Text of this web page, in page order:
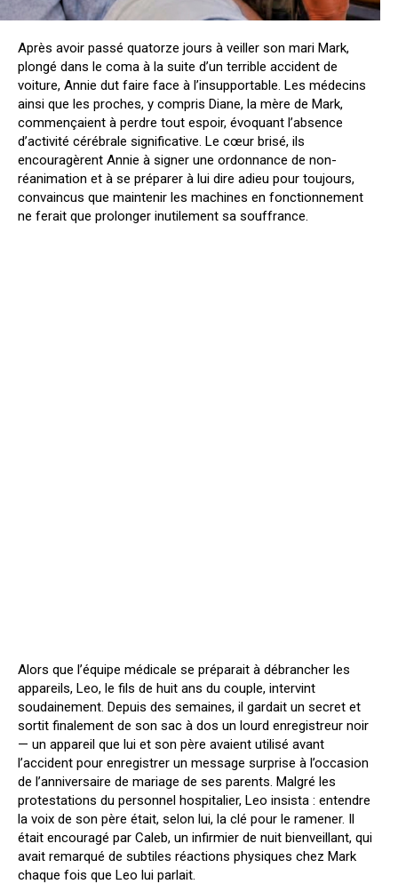
Après avoir passé quatorze jours à veiller son mari Mark,
plongé dans le coma à la suite d’un terrible accident de
voiture, Annie dut faire face à l’insupportable. Les médecins
ainsi que les proches, y compris Diane, la mère de Mark,
commençaient à perdre tout espoir, évoquant l’absence
d’activité cérébrale significative. Le cœur brisé, ils
encouragèrent Annie à signer une ordonnance de non-
réanimation et à se préparer à lui dire adieu pour toujours,
convaincus que maintenir les machines en fonctionnement
ne ferait que prolonger inutilement sa souffrance.
Alors que l’équipe médicale se préparait à débrancher les
appareils, Leo, le fils de huit ans du couple, intervint
soudainement. Depuis des semaines, il gardait un secret et
sortit finalement de son sac à dos un lourd enregistreur noir
— un appareil que lui et son père avaient utilisé avant
l’accident pour enregistrer un message surprise à l’occasion
de l’anniversaire de mariage de ses parents. Malgré les
protestations du personnel hospitalier, Leo insista : entendre
la voix de son père était, selon lui, la clé pour le ramener. Il
était encouragé par Caleb, un infirmier de nuit bienveillant, qui
avait remarqué de subtiles réactions physiques chez Mark
chaque fois que Leo lui parlait.